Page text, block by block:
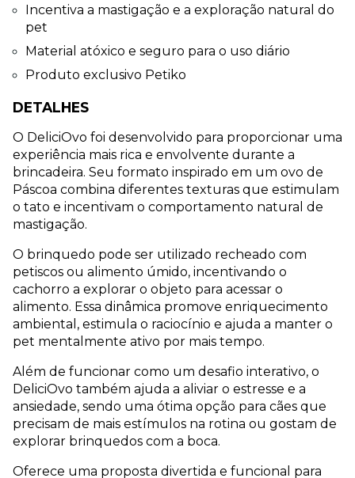
Incentiva a mastigação e a exploração natural do
pet
Material atóxico e seguro para o uso diário
Produto exclusivo Petiko
DETALHES
O DeliciOvo foi desenvolvido para proporcionar uma
experiência mais rica e envolvente durante a
brincadeira. Seu formato inspirado em um ovo de
Páscoa combina diferentes texturas que estimulam
o tato e incentivam o comportamento natural de
mastigação.
O brinquedo pode ser utilizado recheado com
petiscos ou alimento úmido, incentivando o
cachorro a explorar o objeto para acessar o
alimento. Essa dinâmica promove enriquecimento
ambiental, estimula o raciocínio e ajuda a manter o
pet mentalmente ativo por mais tempo.
Além de funcionar como um desafio interativo, o
DeliciOvo também ajuda a aliviar o estresse e a
ansiedade, sendo uma ótima opção para cães que
precisam de mais estímulos na rotina ou gostam de
explorar brinquedos com a boca.
Oferece uma proposta divertida e funcional para